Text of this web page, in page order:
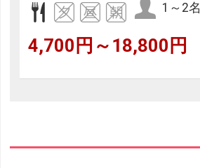
1～2名
4,700円～18,800円